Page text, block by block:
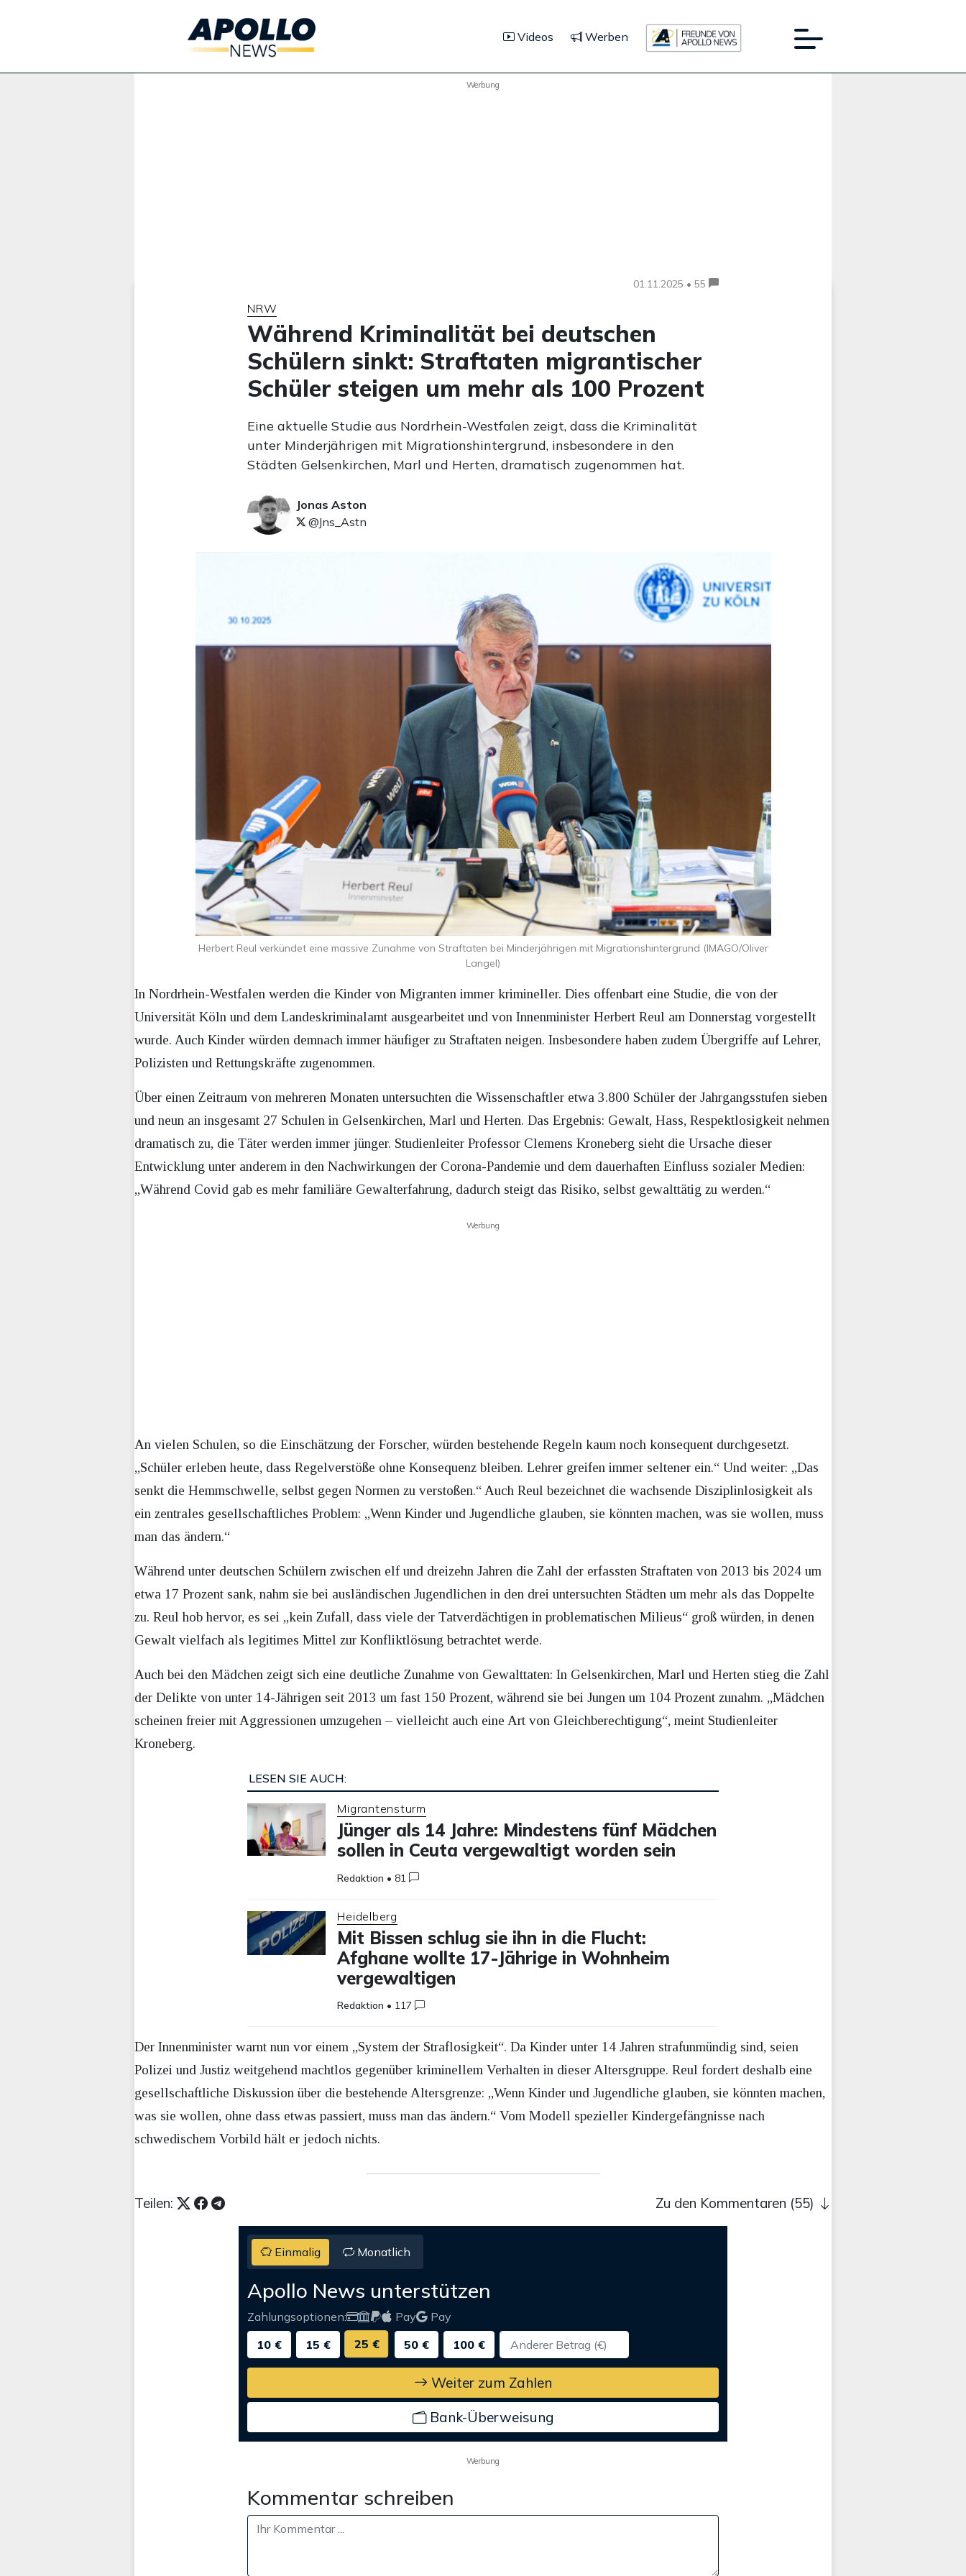
Videos Werben
Werbung
01.11.2025 • 55
NRW
Während Kriminalität bei deutschen
Schülern sinkt: Straftaten migrantischer
Schüler steigen um mehr als 100 Prozent
Eine aktuelle Studie aus Nordrhein-Westfalen zeigt, dass die Kriminalität
unter Minderjährigen mit Migrationshintergrund, insbesondere in den
Städten Gelsenkirchen, Marl und Herten, dramatisch zugenommen hat.
Jonas Aston
@Jns_Astn
Herbert Reul verkündet eine massive Zunahme von Straftaten bei Minderjährigen mit Migrationshintergrund (IMAGO/Oliver
Langel)
In Nordrhein-Westfalen werden die Kinder von Migranten immer krimineller. Dies offenbart eine Studie, die von der
Universität Köln und dem Landeskriminalamt ausgearbeitet und von Innenminister Herbert Reul am Donnerstag vorgestellt
wurde. Auch Kinder würden demnach immer häufiger zu Straftaten neigen. Insbesondere haben zudem Übergriffe auf Lehrer,
Polizisten und Rettungskräfte zugenommen.
Über einen Zeitraum von mehreren Monaten untersuchten die Wissenschaftler etwa 3.800 Schüler der Jahrgangsstufen sieben
und neun an insgesamt 27 Schulen in Gelsenkirchen, Marl und Herten. Das Ergebnis: Gewalt, Hass, Respektlosigkeit nehmen
dramatisch zu, die Täter werden immer jünger. Studienleiter Professor Clemens Kroneberg sieht die Ursache dieser
Entwicklung unter anderem in den Nachwirkungen der Corona-Pandemie und dem dauerhaften Einfluss sozialer Medien:
„Während Covid gab es mehr familiäre Gewalterfahrung, dadurch steigt das Risiko, selbst gewalttätig zu werden.“
Werbung
An vielen Schulen, so die Einschätzung der Forscher, würden bestehende Regeln kaum noch konsequent durchgesetzt.
„Schüler erleben heute, dass Regelverstöße ohne Konsequenz bleiben. Lehrer greifen immer seltener ein.“ Und weiter: „Das
senkt die Hemmschwelle, selbst gegen Normen zu verstoßen.“ Auch Reul bezeichnet die wachsende Disziplinlosigkeit als
ein zentrales gesellschaftliches Problem: „Wenn Kinder und Jugendliche glauben, sie könnten machen, was sie wollen, muss
man das ändern.“
Während unter deutschen Schülern zwischen elf und dreizehn Jahren die Zahl der erfassten Straftaten von 2013 bis 2024 um
etwa 17 Prozent sank, nahm sie bei ausländischen Jugendlichen in den drei untersuchten Städten um mehr als das Doppelte
zu. Reul hob hervor, es sei „kein Zufall, dass viele der Tatverdächtigen in problematischen Milieus“ groß würden, in denen
Gewalt vielfach als legitimes Mittel zur Konfliktlösung betrachtet werde.
Auch bei den Mädchen zeigt sich eine deutliche Zunahme von Gewalttaten: In Gelsenkirchen, Marl und Herten stieg die Zahl
der Delikte von unter 14-Jährigen seit 2013 um fast 150 Prozent, während sie bei Jungen um 104 Prozent zunahm. „Mädchen
scheinen freier mit Aggressionen umzugehen – vielleicht auch eine Art von Gleichberechtigung“, meint Studienleiter
Kroneberg.
LESEN SIE AUCH:
Migrantensturm
Jünger als 14 Jahre: Mindestens fünf Mädchen
sollen in Ceuta vergewaltigt worden sein
Redaktion • 81
Heidelberg
Mit Bissen schlug sie ihn in die Flucht:
Afghane wollte 17-Jährige in Wohnheim
vergewaltigen
Redaktion • 117
Der Innenminister warnt nun vor einem „System der Straflosigkeit“. Da Kinder unter 14 Jahren strafunmündig sind, seien
Polizei und Justiz weitgehend machtlos gegenüber kriminellem Verhalten in dieser Altersgruppe. Reul fordert deshalb eine
gesellschaftliche Diskussion über die bestehende Altersgrenze: „Wenn Kinder und Jugendliche glauben, sie könnten machen,
was sie wollen, ohne dass etwas passiert, muss man das ändern.“ Vom Modell spezieller Kindergefängnisse nach
schwedischem Vorbild hält er jedoch nichts.
Teilen: Zu den Kommentaren (55)
Einmalig Monatlich
Apollo News unterstützen
Zahlungsoptionen: Pay
Pay
10 €
15 € 25 € 50 € 100 €
Weiter zum Zahlen
Bank-Überweisung
Werbung
Kommentar schreiben